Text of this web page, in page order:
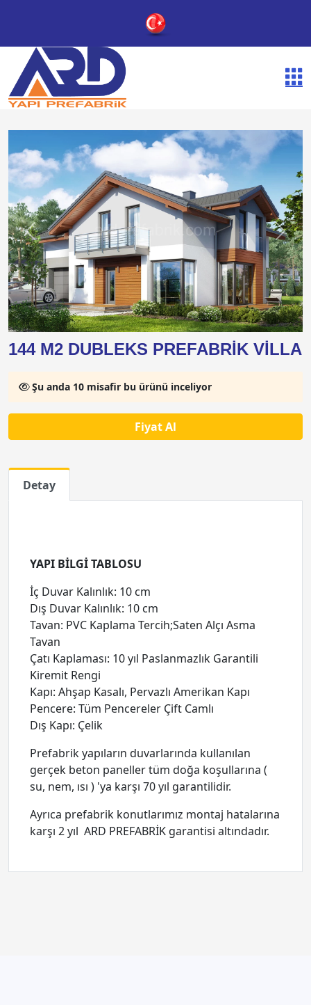
Previous Next
144 M2 DUBLEKS PREFABRİK VİLLA
Şu anda 10 misafir bu ürünü inceliyor
Fiyat Al
Detay
YAPI BİLGİ TABLOSU
İç Duvar Kalınlık: 10 cm
Dış Duvar Kalınlık: 10 cm
Tavan: PVC Kaplama Tercih;Saten Alçı Asma
Tavan
Çatı Kaplaması: 10 yıl Paslanmazlık Garantili
Kiremit Rengi
Kapı: Ahşap Kasalı, Pervazlı Amerikan Kapı
Pencere: Tüm Pencereler Çift Camlı
Dış Kapı: Çelik
Prefabrik yapıların duvarlarında kullanılan
gerçek beton paneller tüm doğa koşullarına (
su, nem, ısı ) 'ya karşı 70 yıl garantilidir.
Ayrıca prefabrik konutlarımız montaj hatalarına
karşı 2 yıl ARD PREFABRİK garantisi altındadır.